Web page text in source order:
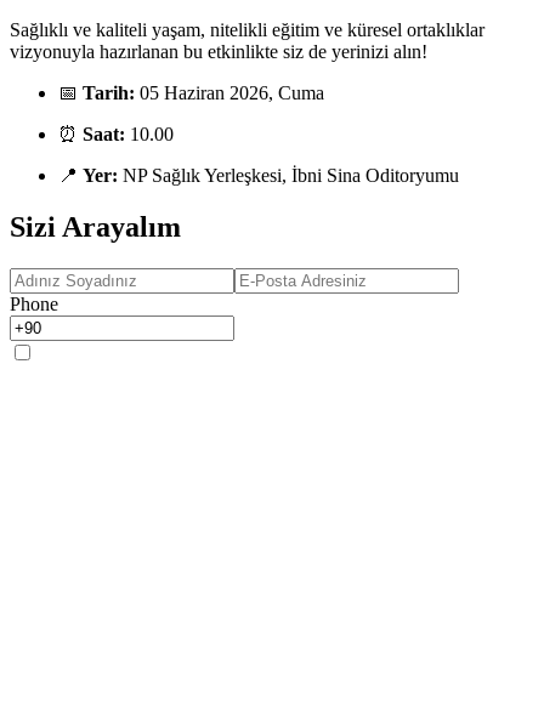
Sağlıklı ve kaliteli yaşam, nitelikli eğitim ve küresel ortaklıklar
vizyonuyla hazırlanan bu etkinlikte siz de yerinizi alın!
📅 Tarih: 05 Haziran 2026, Cuma
⏰ Saat: 10.00
📍 Yer: NP Sağlık Yerleşkesi, İbni Sina Oditoryumu
Sizi Arayalım
Phone